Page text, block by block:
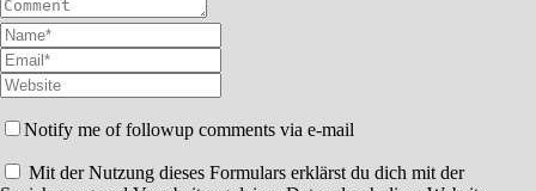
Notify me of followup comments via e-mail
Mit der Nutzung dieses Formulars erklärst du dich mit der